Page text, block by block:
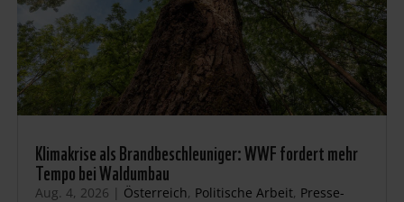
Klimakrise als Brandbeschleuniger: WWF fordert mehr
Tempo bei Waldumbau
Aug. 4, 2026 | Österreich, Politische Arbeit, Presse-